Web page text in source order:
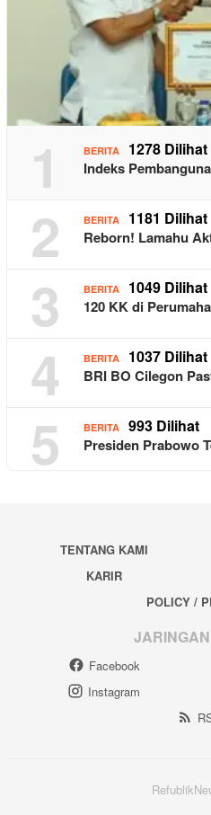
1 BERITA 1278 Dilihat
Indeks
2 BERITA 1181 Dilihat
Reborn! Lamahu
3 BERITA 1049 Dilihat
120 KK di
4 BERITA 1037 Dilihat
BRI BO Cilegon
5 BERITA 993 Dilihat
Presiden Prabowo
TENTANG KAMI
KARIR
POLICY /
Facebook
Instagram